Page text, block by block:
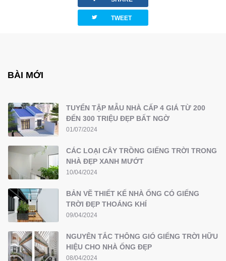
twitterbird TWEET
BÀI MỚI
TUYỂN TẬP MẪU NHÀ CẤP 4 GIÁ TỪ 200
ĐẾN 300 TRIỆU ĐẸP BẤT NGỜ
01/07/2024
CÁC LOẠI CÂY TRỒNG GIẾNG TRỜI TRONG
NHÀ ĐẸP XANH MƯỚT
10/04/2024
BẢN VẼ THIẾT KẾ NHÀ ỐNG CÓ GIẾNG
TRỜI ĐẸP THOÁNG KHÍ
09/04/2024
NGUYÊN TẮC THÔNG GIÓ GIẾNG TRỜI HỮU
HIỆU CHO NHÀ ỐNG ĐẸP
08/04/2024